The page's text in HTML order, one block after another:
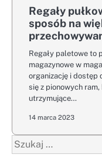
Regały
sposób na
Regały paletowe to
magazynowe w
organizację i dostęp
się z pionowych
utrzymujące…
14 marca 2023
Szukaj: